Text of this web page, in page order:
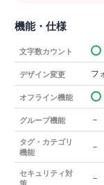
機能・仕様
文字数カウント
デザイン変更 フ
オフライン機能
グループ機能 －
タグ・カテゴリ
機能
－
セキュリティ対
－